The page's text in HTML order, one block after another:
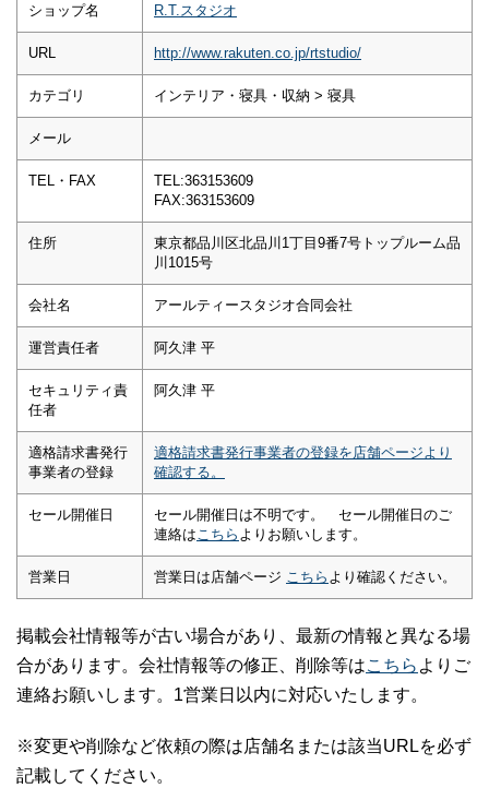
ショップ名 R.T.スタジオ
URL http://www.rakuten.co.jp/rtstudio/
カテゴリ インテリア・寝具・収納 > 寝具
メール
TEL・FAX
TEL:363153609
FAX:363153609
住所
東京都品川区北品川1丁目9番7号トップルーム品
川1015号
会社名 アールティースタジオ合同会社
運営責任者 阿久津 平
セキュリティ責
任者
阿久津 平
適格請求書発行
事業者の登録
適格請求書発行事業者の登録を店舗ページより
確認する。
セール開催日
セール開催日は不明です。 セール開催日のご
連絡は こちら よりお願いします。
営業日 営業日は店舗ページ こちら より確認ください。
掲載会社情報等が古い場合があり、最新の情報と異なる場
合があります。会社情報等の修正、削除等はこちら よりご
連絡お願いします。1営業日以内に対応いたします。
※変更や削除など依頼の際は店舗名または該当URLを必ず
記載してください。